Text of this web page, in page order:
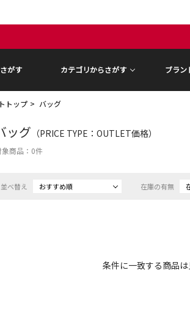
がす カテゴリからさがす ブラン
トップ バッグ
ッグ （PRICE TYPE：OUTLET価格）
商品： 0件
並べ替え おすすめ順 在庫の有無
条件に一致する商品